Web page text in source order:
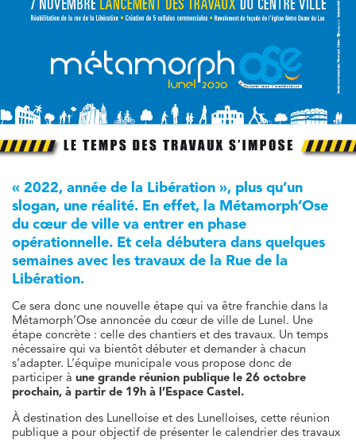
« 2022, année de la Libération », plus qu’un
slogan, une réalité. En effet, la Métamorph’Ose
du cœur de ville va entrer en phase
opérationnelle. Et cela débutera dans quelques
semaines avec les travaux de la Rue de la
Libération.
Ce sera donc une nouvelle étape qui va être franchie dans la
Métamorph’Ose annoncée du cœur de ville de Lunel. Une
étape concrète : celle des chantiers et des travaux. Un temps
nécessaire qui va bientôt débuter et demander à chacun
s’adapter. L’équipe municipale vous propose donc de
participer à une grande réunion publique le 26 octobre
prochain, à partir de 19h à l’Espace Castel.
À destination des Lunelloise et des Lunelloises, cette réunion
publique a pour objectif de présenter le calendrier des travaux